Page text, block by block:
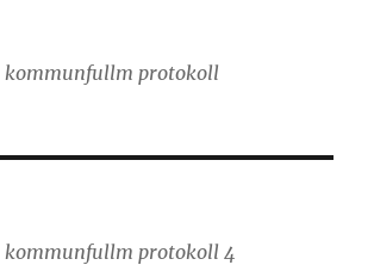
kommunfullm protokoll
kommunfullm protokoll 4